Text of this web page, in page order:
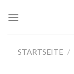
Inhalt
STARTSEITE /